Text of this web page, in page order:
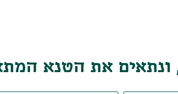
ונתאים את הטנא